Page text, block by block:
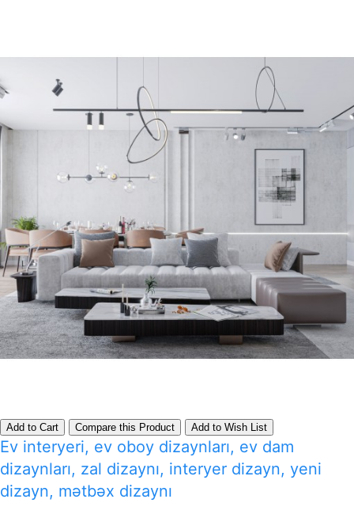
Add to Cart Compare this Product Add to Wish List
Ev interyeri, ev oboy dizaynları, ev dam
dizaynları, zal dizaynı, interyer dizayn, yeni
dizayn, mətbəx dizaynı